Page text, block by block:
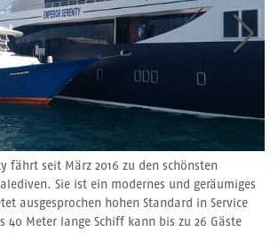
fährt seit März 2016 zu den schönsten
Sie ist ein modernes und geräumiges
ausgesprochen hohen Standard in Service
40 Meter lange Schiff kann bis zu 26 Gäste